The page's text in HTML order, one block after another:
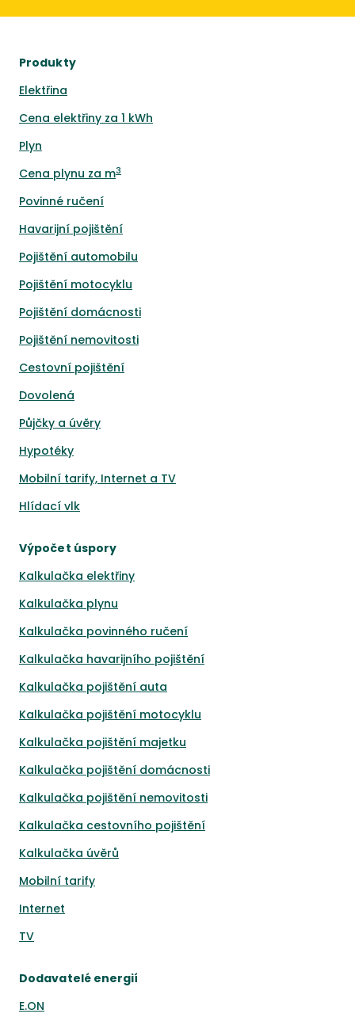
Produkty
Elektřina
Cena elektřiny za 1 kWh
Plyn
Cena plynu za m3
Povinné ručení
Havarijní pojištění
Pojištění automobilu
Pojištění motocyklu
Pojištění domácnosti
Pojištění nemovitosti
Cestovní pojištění
Dovolená
Půjčky a úvěry
Hypotéky
Mobilní tarify, Internet a TV
Hlídací vlk
Výpočet úspory
Kalkulačka elektřiny
Kalkulačka plynu
Kalkulačka povinného ručení
Kalkulačka havarijního pojištění
Kalkulačka pojištění auta
Kalkulačka pojištění motocyklu
Kalkulačka pojištění majetku
Kalkulačka pojištění domácnosti
Kalkulačka pojištění nemovitosti
Kalkulačka cestovního pojištění
Kalkulačka úvěrů
Mobilní tarify
Internet
TV
Dodavatelé energií
E.ON